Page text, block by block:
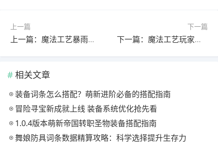
上一篇
上一篇：魔法工艺暴雨梨花针怎么玩？揭秘炫酷技能组合技巧
下一篇
下一篇：魔法工艺玩家必学！禁术向我开炮如何打造暴力伤害输出？
相关文章
装备词条怎么搭配？萌新进阶必备的搭配指南
冒险寻宝新成就上线 装备系统优化抢先看
1.0.4版本萌新帝国转职圣物装备搭配指南
舞娘防具词条数据精算攻略：科学选择提升生存力